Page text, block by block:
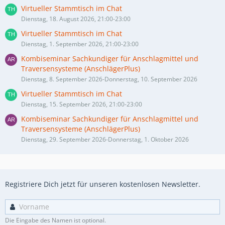
Virtueller Stammtisch im Chat
Dienstag, 18. August 2026, 21:00-23:00
Virtueller Stammtisch im Chat
Dienstag, 1. September 2026, 21:00-23:00
Kombiseminar Sachkundiger für Anschlagmittel und
Traversensysteme (AnschlägerPlus)
Dienstag, 8. September 2026-Donnerstag, 10. September 2026
Virtueller Stammtisch im Chat
Dienstag, 15. September 2026, 21:00-23:00
Kombiseminar Sachkundiger für Anschlagmittel und
Traversensysteme (AnschlägerPlus)
Dienstag, 29. September 2026-Donnerstag, 1. Oktober 2026
Registriere Dich jetzt für unseren kostenlosen Newsletter.
Die Eingabe des Namen ist optional.